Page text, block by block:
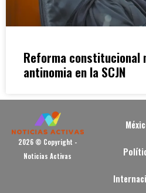
Reforma constitucional
antinomia en la SCJN
2026 © Copyright -
Noticias Activas